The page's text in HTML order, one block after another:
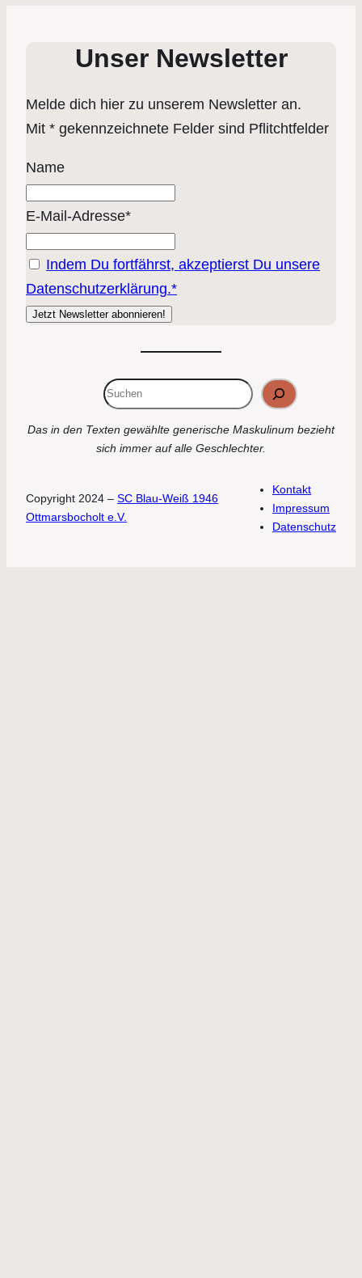
Unser Newsletter
Melde dich hier zu unserem Newsletter an.
Mit * gekennzeichnete Felder sind Pflitchtfelder
Name
E-Mail-Adresse*
Indem Du fortfährst, akzeptierst Du unsere
Datenschutzerklärung.*
Das in den Texten gewählte generische Maskulinum bezieht
sich immer auf alle Geschlechter.
Copyright 2024 – SC Blau-Weiß 1946
Ottmarsbocholt e.V.
Kontakt
Impressum
Datenschutz